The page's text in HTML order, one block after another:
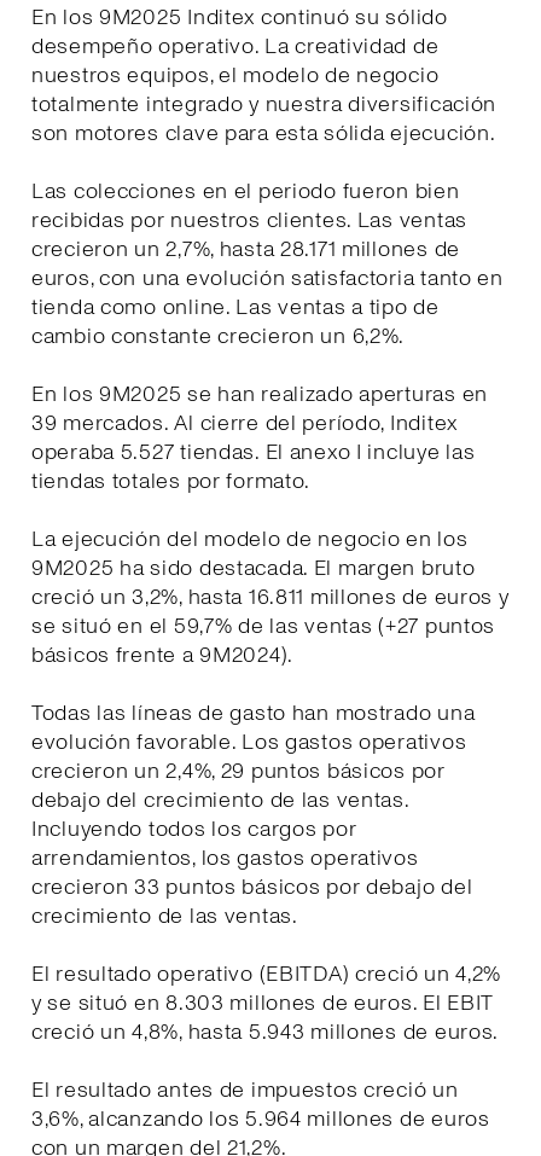
En los 9M2025 Inditex continuó su sólido
desempeño operativo. La creatividad de
nuestros equipos, el modelo de negocio
totalmente integrado y nuestra diversificación
son motores clave para esta sólida ejecución.
Las colecciones en el periodo fueron bien
recibidas por nuestros clientes. Las ventas
crecieron un 2,7%, hasta 28.171 millones de
euros, con una evolución satisfactoria tanto en
tienda como online. Las ventas a tipo de
cambio constante crecieron un 6,2%.
En los 9M2025 se han realizado aperturas en
39 mercados. Al cierre del período, Inditex
operaba 5.527 tiendas. El anexo I incluye las
tiendas totales por formato.
La ejecución del modelo de negocio en los
9M2025 ha sido destacada. El margen bruto
creció un 3,2%, hasta 16.811 millones de euros y
se situó en el 59,7% de las ventas (+27 puntos
básicos frente a 9M2024).
Todas las líneas de gasto han mostrado una
evolución favorable. Los gastos operativos
crecieron un 2,4%, 29 puntos básicos por
debajo del crecimiento de las ventas.
Incluyendo todos los cargos por
arrendamientos, los gastos operativos
crecieron 33 puntos básicos por debajo del
crecimiento de las ventas.
El resultado operativo (EBITDA) creció un 4,2%
y se situó en 8.303 millones de euros. El EBIT
creció un 4,8%, hasta 5.943 millones de euros.
El resultado antes de impuestos creció un
3,6%, alcanzando los 5.964 millones de euros
con un margen del 21,2%.